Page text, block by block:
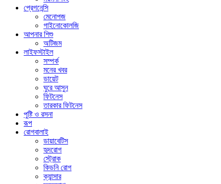
প্রেগনেন্সি
মেনোপজ
গাইনোকোলজি
আপনার শিশু
অটিজম
লাইফস্টাইল
সম্পর্ক
মনের খবর
ডায়েট
ঘুরে আসুন
ফিটনেস
তারকার ফিটনেস
পুষ্টি ও রসনা
রূপ
রোগবালাই
ডায়াবেটিস
হৃদরোগ
স্ট্রোক
কিডনি রোগ
ক্যান্সার